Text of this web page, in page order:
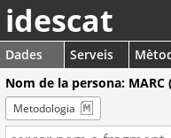
idescat
Dades Serveis
Nom de la persona: MARC
Metodologia